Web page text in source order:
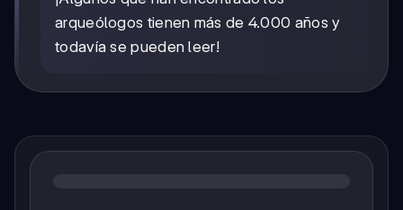
arqueólogos tienen más de 4.000 años y
todavía se pueden leer!